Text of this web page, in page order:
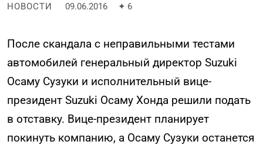
НОВОСТИ 09.06.2016 ✦ 6
После скандала с неправильными тестами
автомобилей генеральный директор Suzuki
Осаму Сузуки и исполнительный вице-
президент Suzuki Осаму Хонда решили подать
в отставку. Вице-президент планирует
покинуть компанию, а Осаму Сузуки останется